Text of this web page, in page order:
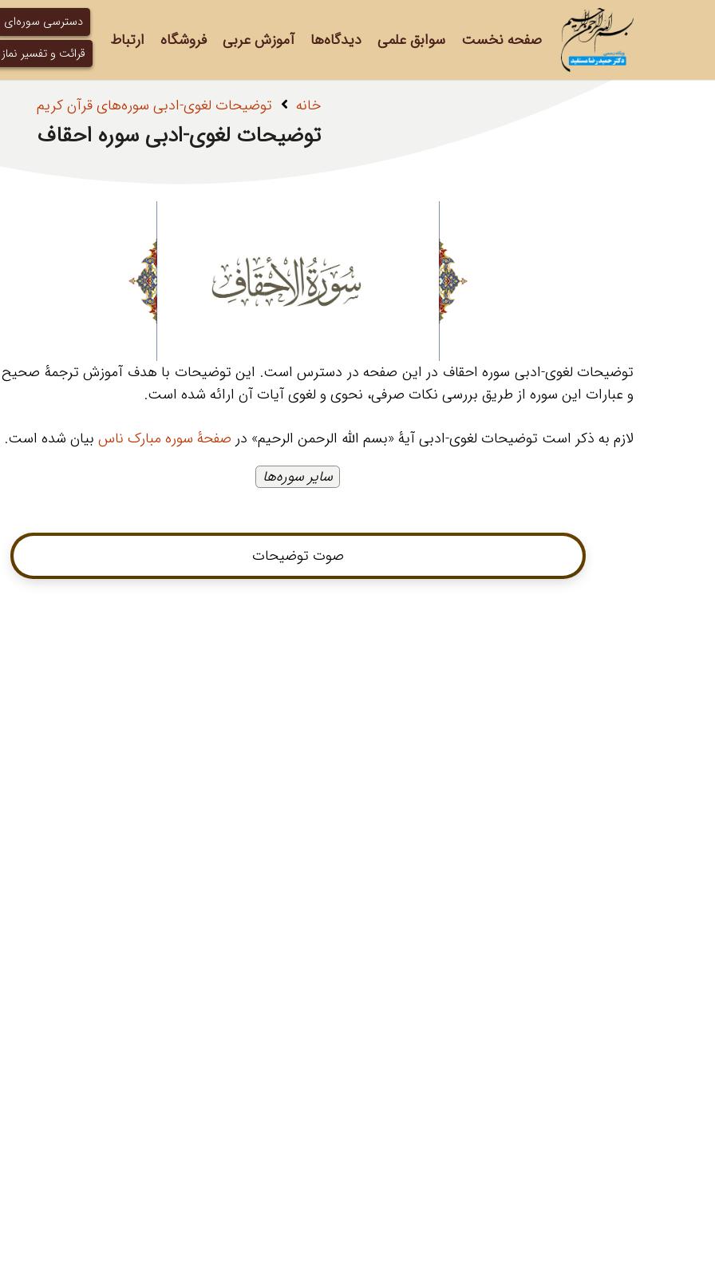
صفحه نخست سوابق علمی دیدگاه‌ها آموزش عربی فروشگاه ارتباط
دسترسی سوره‌ای
قرائت و تفسیر نماز
خانه توضیحات لغوی-ادبی سوره‌های قرآن کریم
توضیحات لغوی-ادبی سوره احقاف
توضیحات لغوی-ادبی سوره احقاف در این صفحه در دسترس است. این توضیحات با هدف آموزش ترجمۀ صحیح
و عبارات این سوره از طریق بررسی نکات صرفی، نحوی و لغوی آیات آن ارائه شده است.
لازم به ذکر است توضیحات لغوی-ادبی آیۀ «بسم الله الرحمن الرحیم» در صفحۀ سوره مبارک ناس بیان شده است.
سایر سوره‌ها
صوت توضیحات